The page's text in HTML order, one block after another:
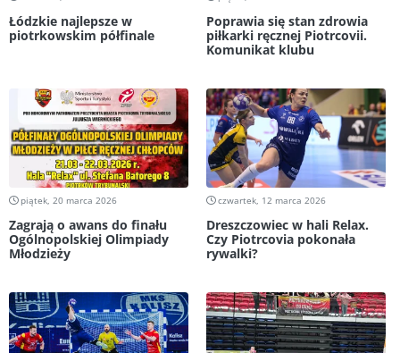
Łódzkie najlepsze w
piotrkowskim półfinale
Poprawia się stan zdrowia
piłkarki ręcznej Piotrcovii.
Komunikat klubu
piątek, 20 marca 2026
Zagrają o awans do finału
Ogólnopolskiej Olimpiady
Młodzieży
czwartek, 12 marca 2026
Dreszczowiec w hali Relax.
Czy Piotrcovia pokonała
rywalki?